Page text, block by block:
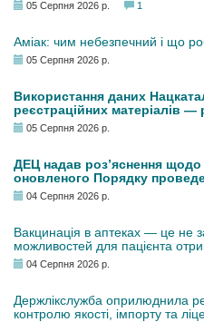
05 Серпня 2026 р. 1
Аміак: чим небезпечний і що
05 Серпня 2026 р.
Використання даних
реєстраційних матеріалів —
05 Серпня 2026 р.
ДЕЦ надав роз’яснення щодо
оновленого Порядку
04 Серпня 2026 р.
Вакцинація в аптеках — це не
можливостей для пацієнта
04 Серпня 2026 р.
Держлікслужба оприлюднила
контролю якості, імпорту та